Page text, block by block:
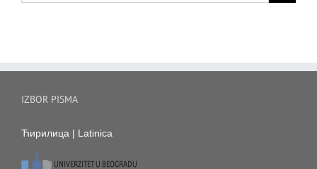
IZBOR PISMA
Ћирилица | Latinica